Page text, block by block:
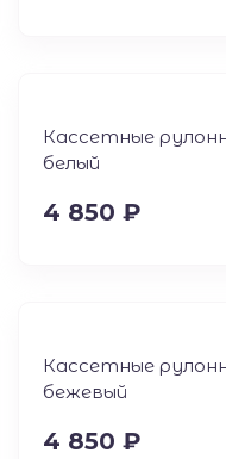
Кассетные
белый
4 850 ₽
Кассетные
бежевый
4 850 ₽